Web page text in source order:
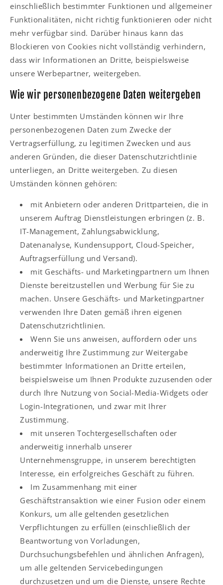
einschließlich bestimmter Funktionen und allgemeiner
Funktionalitäten, nicht richtig funktionieren oder nicht
mehr verfügbar sind. Darüber hinaus kann das
Blockieren von Cookies nicht vollständig verhindern,
dass wir Informationen an Dritte, beispielsweise
unsere Werbepartner, weitergeben.
Wie wir personenbezogene Daten weitergeben
Unter bestimmten Umständen können wir Ihre
personenbezogenen Daten zum Zwecke der
Vertragserfüllung, zu legitimen Zwecken und aus
anderen Gründen, die dieser Datenschutzrichtlinie
unterliegen, an Dritte weitergeben. Zu diesen
Umständen können gehören:
mit Anbietern oder anderen Drittparteien, die in
unserem Auftrag Dienstleistungen erbringen (z. B.
IT-Management, Zahlungsabwicklung,
Datenanalyse, Kundensupport, Cloud-Speicher,
Auftragserfüllung und Versand).
mit Geschäfts- und Marketingpartnern um Ihnen
Dienste bereitzustellen und Werbung für Sie zu
machen. Unsere Geschäfts- und Marketingpartner
verwenden Ihre Daten gemäß ihren eigenen
Datenschutzrichtlinien.
Wenn Sie uns anweisen, auffordern oder uns
anderweitig Ihre Zustimmung zur Weitergabe
bestimmter Informationen an Dritte erteilen,
beispielsweise um Ihnen Produkte zuzusenden oder
durch Ihre Nutzung von Social-Media-Widgets oder
Login-Integrationen, und zwar mit Ihrer
Zustimmung.
mit unseren Tochtergesellschaften oder
anderweitig innerhalb unserer
Unternehmensgruppe, in unserem berechtigten
Interesse, ein erfolgreiches Geschäft zu führen.
Im Zusammenhang mit einer
Geschäftstransaktion wie einer Fusion oder einem
Konkurs, um alle geltenden gesetzlichen
Verpflichtungen zu erfüllen (einschließlich der
Beantwortung von Vorladungen,
Durchsuchungsbefehlen und ähnlichen Anfragen),
um alle geltenden Servicebedingungen
durchzusetzen und um die Dienste, unsere Rechte